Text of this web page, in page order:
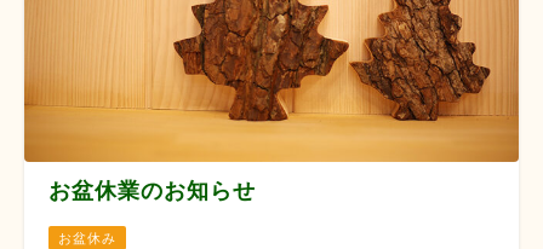
お盆休業のお知らせ
お盆休み